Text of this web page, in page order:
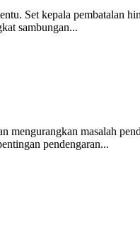
Set kepala pembatalan
sambungan...
masalah
pendengaran...